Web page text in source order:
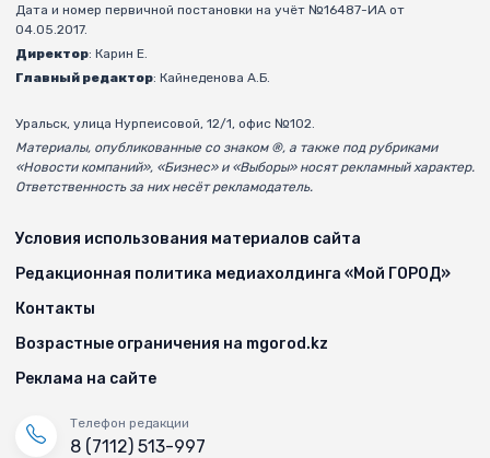
Дата и номер первичной постановки на учёт №16487-ИА от
04.05.2017.
Директор: Карин Е.
Главный редактор: Кайнеденова А.Б.
Уральск, улица Нурпеисовой, 12/1, офис №102.
Материалы, опубликованные со знаком ®, а также под рубриками
«Новости компаний», «Бизнес» и «Выборы» носят рекламный характер.
Ответственность за них несёт рекламодатель.
Условия использования материалов сайта
Редакционная политика медиахолдинга «Мой ГОРОД»
Контакты
Возрастные ограничения на mgorod.kz
Реклама на сайте
Телефон редакции
8 (7112) 513-997